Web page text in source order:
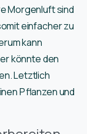
Morgenluft sind
einfacher zu
kann
könnte den
Letztlich
Pflanzen und